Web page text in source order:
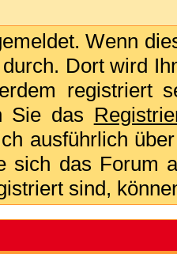
Wenn
durch. Dort wird
registriert
Sie das
ausführlich
sich das Forum
sind,